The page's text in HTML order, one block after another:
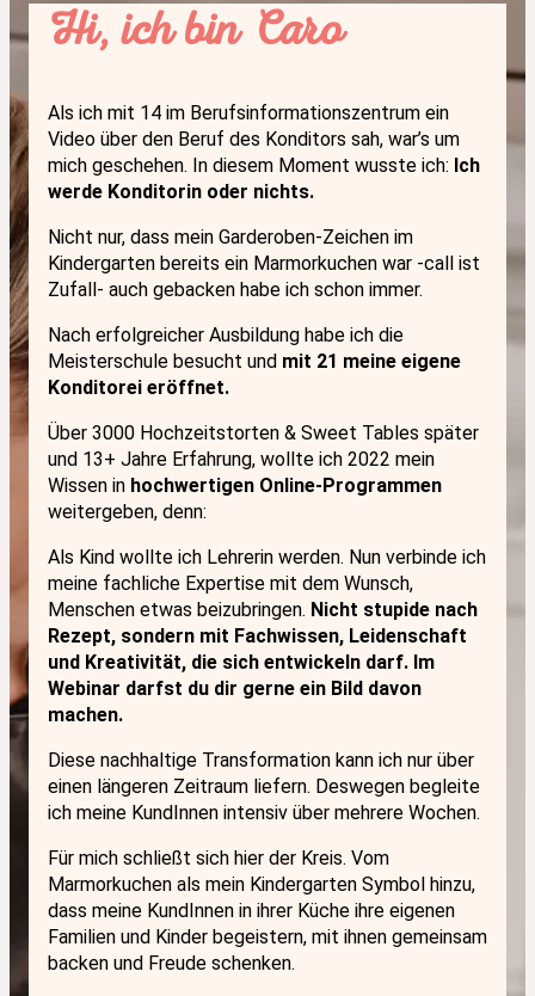
Hi, ich bin Caro
Als ich mit 14 im Berufsinformationszentrum ein
Video über den Beruf des Konditors sah, war’s um
mich geschehen. In diesem Moment wusste ich: Ich
werde Konditorin oder nichts.
Nicht nur, dass mein Garderoben-Zeichen im
Kindergarten bereits ein Marmorkuchen war -call ist
Zufall- auch gebacken habe ich schon immer.
Nach erfolgreicher Ausbildung habe ich die
Meisterschule besucht und mit 21 meine eigene
Konditorei eröffnet.
Über 3000 Hochzeitstorten & Sweet Tables später
und 13+ Jahre Erfahrung, wollte ich 2022 mein
Wissen in hochwertigen Online-Programmen
weitergeben, denn:
Als Kind wollte ich Lehrerin werden. Nun verbinde ich
meine fachliche Expertise mit dem Wunsch,
Menschen etwas beizubringen. Nicht stupide nach
Rezept, sondern mit Fachwissen, Leidenschaft
und Kreativität, die sich entwickeln darf. Im
Webinar darfst du dir gerne ein Bild davon
machen.
Diese nachhaltige Transformation kann ich nur über
einen längeren Zeitraum liefern. Deswegen begleite
ich meine KundInnen intensiv über mehrere Wochen.
Für mich schließt sich hier der Kreis. Vom
Marmorkuchen als mein Kindergarten Symbol hinzu,
dass meine KundInnen in ihrer Küche ihre eigenen
Familien und Kinder begeistern, mit ihnen gemeinsam
backen und Freude schenken.